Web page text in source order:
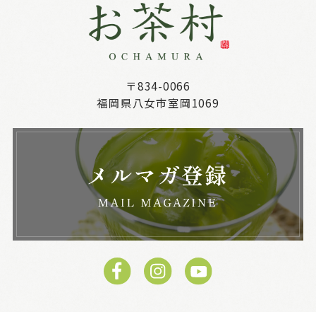
〒834-0066
福岡県八女市室岡1069